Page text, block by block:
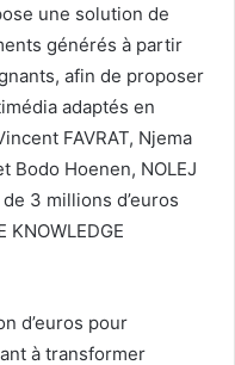
une solution de
générés à partir
afin de proposer
adaptés en
FAVRAT, Njema
Bodo Hoenen, NOLEJ
3 millions d’euros
KNOWLEDGE
d’euros pour
à transformer